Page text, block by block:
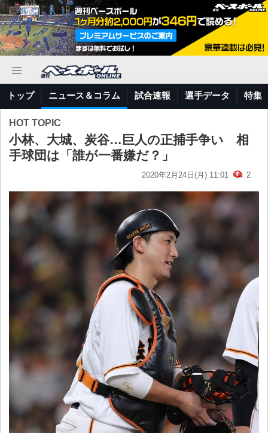
トップ ニュース＆コラム 試合速報 選手データ 特集
HOT TOPIC
小林、大城、炭谷…巨人の正捕手争い 相
手球団は「誰が一番嫌だ？」
2020年2月24日(月) 11:01 2